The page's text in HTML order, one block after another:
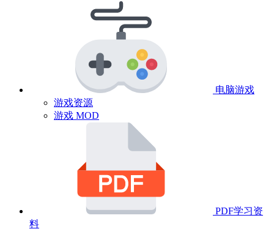
电脑游戏
游戏资源
游戏 MOD
PDF学习资
料